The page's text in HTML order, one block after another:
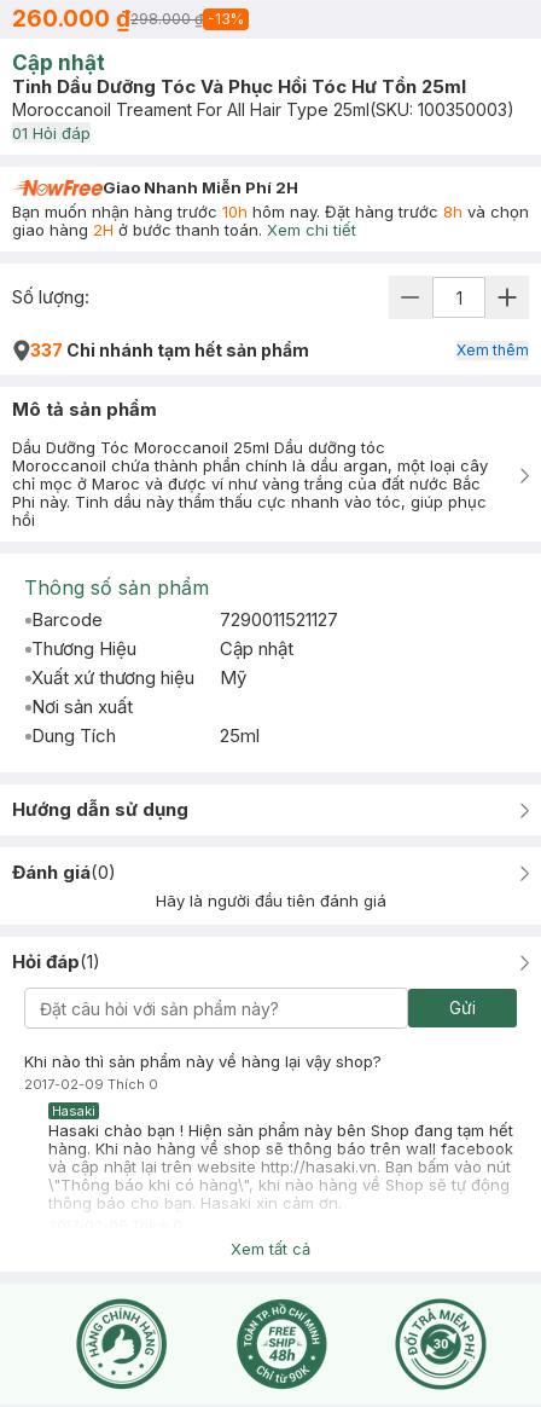
260.000 ₫298.000 ₫ -13%
Cập nhật
Tinh Dầu Dưỡng Tóc Và Phục Hồi Tóc Hư Tổn 25ml
Moroccanoil Treament For All Hair Type 25ml(SKU: 100350003)
01 Hỏi đáp
Giao Nhanh Miễn Phí 2H
Bạn muốn nhận hàng trước 10h hôm nay. Đặt hàng trước 8h và chọn
giao hàng 2H ở bước thanh toán. Xem chi tiết
Số lượng:
337 Chi nhánh tạm hết sản phẩm Xem thêm
Mô tả sản phẩm
Dầu Dưỡng Tóc Moroccanoil 25ml Dầu dưỡng tóc
Moroccanoil chứa thành phần chính là dầu argan, một loại cây
chỉ mọc ở Maroc và được ví như vàng trắng của đất nước Bắc
Phi này. Tinh dầu này thẩm thấu cực nhanh vào tóc, giúp phục
hồi
Thông số sản phẩm
Barcode
7290011521127
Thương Hiệu
Cập nhật
Xuất xứ thương hiệu
Mỹ
Nơi sản xuất
Dung Tích
25ml
Hướng dẫn sử dụng
Đánh giá(0)
Hãy là người đầu tiên đánh giá
Hỏi đáp(1)
Gửi
Khi nào thì sản phẩm này về hàng lại vậy shop?
2017-02-09 Thích 0
Hasaki
Hasaki chào bạn ! Hiện sản phẩm này bên Shop đang tạm hết
hàng. Khi nào hàng về shop sẽ thông báo trên wall facebook
và cập nhật lại trên website http://hasaki.vn. Bạn bấm vào nút
\"Thông báo khi có hàng\", khi nào hàng về Shop sẽ tự động
thông báo cho bạn. Hasaki xin cảm ơn.
Xem tất cả